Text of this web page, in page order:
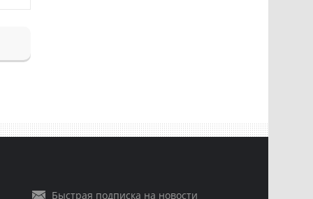
Быстрая подписка на новости